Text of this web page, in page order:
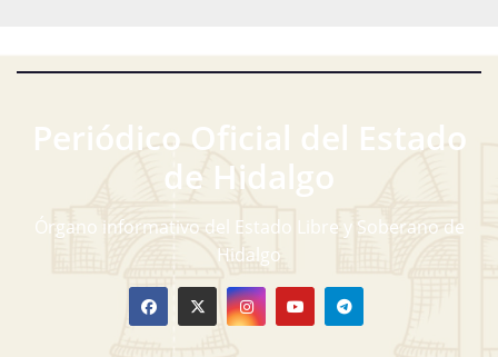
Periódico Oficial del Estado
de Hidalgo
Órgano informativo del Estado Libre y Soberano de
Hidalgo